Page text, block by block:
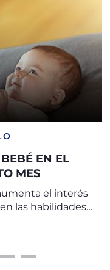
EN EL
MES
el interés
las habilidades